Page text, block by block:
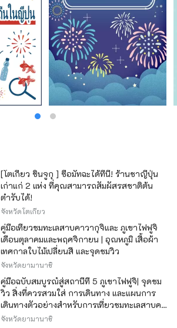
[โตเกียว ชินจูกุ ] ซื้อมัทฉะได้ที่นี่! ร้านชาญี่ปุ่น
เก่าแก่ 2 แห่ง ที่คุณสามารถสัมผัสรสชาติต้น
ตำรับได้!
จังหวัดโตเกียว
คู่มือเที่ยวชมทะเลสาบคาวากุจิและ ภูเขาไฟฟูจิ
เดือนตุลาคมและพฤศจิกายน | อุณหภูมิ เสื้อผ้า
เทศกาลใบไม้เปลี่ยนสี และจุดชมวิว
จังหวัดยามานาชิ
คู่มือฉบับสมบูรณ์สู่สถานีที่ 5 ภูเขาไฟฟูจิ| จุดชม
วิว สิ่งที่ควรสวมใส่ การเดินทาง และแผนการ
เดินทางตัวอย่างสำหรับการเที่ยวชมทะเลสาบคา
วากุจิ
จังหวัดยามานาชิ